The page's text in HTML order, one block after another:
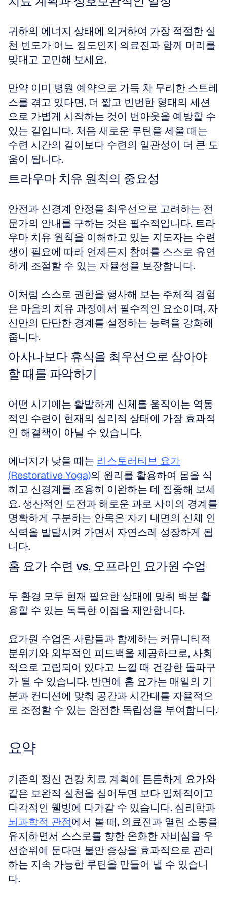
귀하의 에너지 상태에 의거하여 가장 적절한 실
천 빈도가 어느 정도인지 의료진과 함께 머리를
맞대고 고민해 보세요.
만약 이미 병원 예약으로 가득 차 무리한 스트레
스를 겪고 있다면, 더 짧고 빈번한 형태의 세션
으로 가볍게 시작하는 것이 번아웃을 예방할 수
있는 길입니다. 처음 새로운 루틴을 세울 때는
수련 시간의 길이보다 수련의 일관성이 더 큰 도
움이 됩니다.
트라우마 치유 원칙의 중요성
안전과 신경계 안정을 최우선으로 고려하는 전
문가의 안내를 구하는 것은 필수적입니다. 트라
우마 치유 원칙을 이해하고 있는 지도자는 수련
생이 필요에 따라 언제든지 참여를 스스로 유연
하게 조절할 수 있는 자율성을 보장합니다.
이처럼 스스로 권한을 행사해 보는 주체적 경험
은 마음의 치유 과정에서 필수적인 요소이며, 자
신만의 단단한 경계를 설정하는 능력을 강화해
줍니다.
아사나보다 휴식을 최우선으로 삼아야
할 때를 파악하기
어떤 시기에는 활발하게 신체를 움직이는 역동
적인 수련이 현재의 심리적 상태에 가장 효과적
인 해결책이 아닐 수 있습니다.
에너지가 낮을 때는 리스토러티브 요가
(Restorative Yoga)의 원리를 활용하여 몸을 식
히고 신경계를 조용히 이완하는 데 집중해 보세
요. 생산적인 도전과 해로운 과로 사이의 경계를
명확하게 구분하는 안목은 자기 내면의 신체 인
식력을 발달시켜 가면서 자연스레 성장하게 됩
니다.
홈 요가 수련 vs. 오프라인 요가원 수업
두 환경 모두 현재 필요한 상태에 맞춰 백분 활
용할 수 있는 독특한 이점을 제안합니다.
요가원 수업은 사람들과 함께하는 커뮤니티적
분위기와 외부적인 피드백을 제공하므로, 사회
적으로 고립되어 있다고 느낄 때 건강한 돌파구
가 될 수 있습니다. 반면에 홈 요가는 매일의 기
분과 컨디션에 맞춰 공간과 시간대를 자율적으
로 조정할 수 있는 완전한 독립성을 부여합니다.
요약
기존의 정신 건강 치료 계획에 든든하게 요가와
같은 보완적 실천을 심어두면 보다 입체적이고
뇌과학적 관점에서 볼 때, 의료진과 열린 소통을
유지하면서 스스로를 향한 온화한 자비심을 우
선순위에 둔다면 불안 증상을 효과적으로 관리
하는 지속 가능한 루틴을 만들어 낼 수 있습니
다.